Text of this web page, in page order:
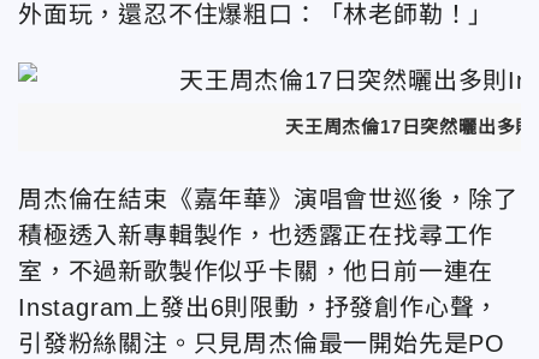
外面玩，還忍不住爆粗口：「林老師勒！」
天王周杰倫17日突然曬出多
周杰倫在結束《嘉年華》演唱會世巡後，除了
積極透入新專輯製作，也透露正在找尋工作
室，不過新歌製作似乎卡關，他日前一連在
Instagram上發出6則限動，抒發創作心聲，
引發粉絲關注。只見周杰倫最一開始先是PO